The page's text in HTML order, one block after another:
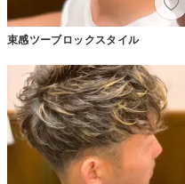
束感ツーブロックスタイル